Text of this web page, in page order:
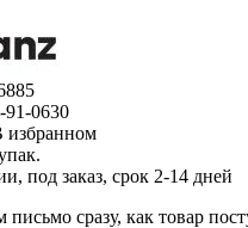
0630
избранном
под заказ, срок 2-14 дней
сразу, как товар